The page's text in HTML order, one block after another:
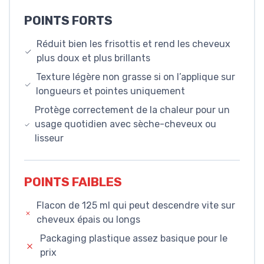
POINTS FORTS
Réduit bien les frisottis et rend les cheveux
plus doux et plus brillants
Texture légère non grasse si on l’applique sur
longueurs et pointes uniquement
Protège correctement de la chaleur pour un
usage quotidien avec sèche-cheveux ou
lisseur
POINTS FAIBLES
Flacon de 125 ml qui peut descendre vite sur
cheveux épais ou longs
Packaging plastique assez basique pour le
prix